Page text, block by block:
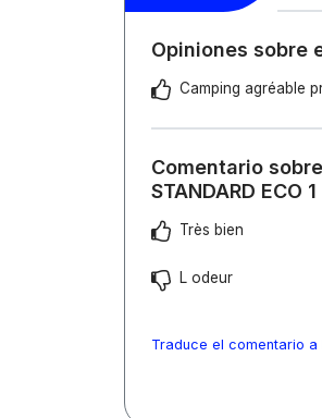
Opiniones sobre
Camping agréable
Comentario
STANDARD
Très bien
L odeur
Traduce el comentario a